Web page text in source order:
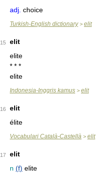
adj. choice
Turkish-English dictionary> elit
15
elit
elite
* * *
elite
Indonesia-Inggris kamus > elit
16
elit
élite
Vocabulari Català-Castellà > elit
17
elit
n (f) elite